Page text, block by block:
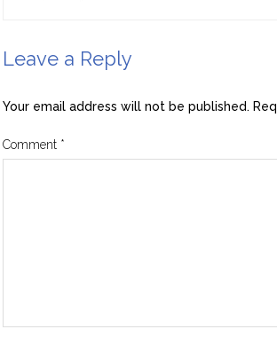
Leave a Reply
Your email address will not be published.
Comment *